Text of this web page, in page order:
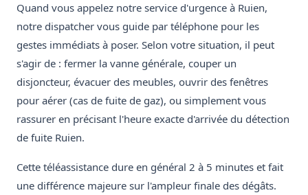
Quand vous appelez notre service d'urgence à Ruien,
notre dispatcher vous guide par téléphone pour les
gestes immédiats à poser. Selon votre situation, il peut
s'agir de : fermer la vanne générale, couper un
disjoncteur, évacuer des meubles, ouvrir des fenêtres
pour aérer (cas de fuite de gaz), ou simplement vous
rassurer en précisant l'heure exacte d'arrivée du détection
de fuite Ruien.
Cette téléassistance dure en général 2 à 5 minutes et fait
une différence majeure sur l'ampleur finale des dégâts.